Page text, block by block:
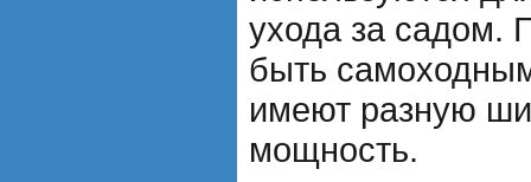
ухода за садом.
быть
имеют разную
мощность.